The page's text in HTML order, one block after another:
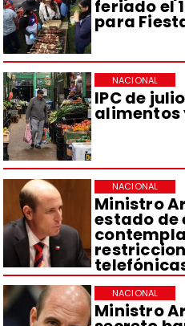
feriado el
para
IPC de
alimentos
NACIONAL
Ministro
estado de
NACIONAL
Ministro
NACIONAL